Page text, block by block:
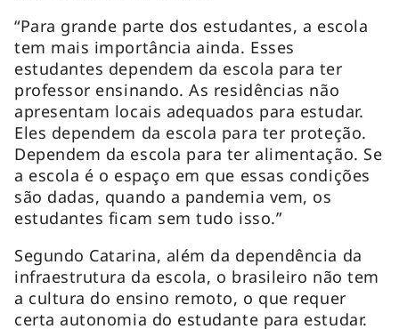
“Para grande parte dos estudantes, a escola
tem mais importância ainda. Esses
estudantes dependem da escola para ter
professor ensinando. As residências não
apresentam locais adequados para estudar.
Eles dependem da escola para ter proteção.
Dependem da escola para ter alimentação. Se
a escola é o espaço em que essas condições
são dadas, quando a pandemia vem, os
estudantes ficam sem tudo isso.”
Segundo Catarina, além da dependência da
infraestrutura da escola, o brasileiro não tem
a cultura do ensino remoto, o que requer
certa autonomia do estudante para estudar.